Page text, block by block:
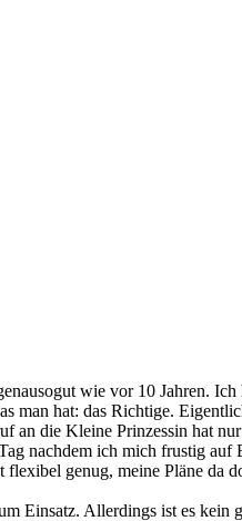
wie vor 10 Jahren. Ich
man hat: das Richtige.
an die Kleine Prinzessin hat
nachdem ich mich frustig auf
flexibel genug, meine Pläne da
Einsatz. Allerdings ist es kein